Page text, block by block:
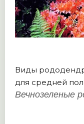
Виды
для средней
Вечнозеленые